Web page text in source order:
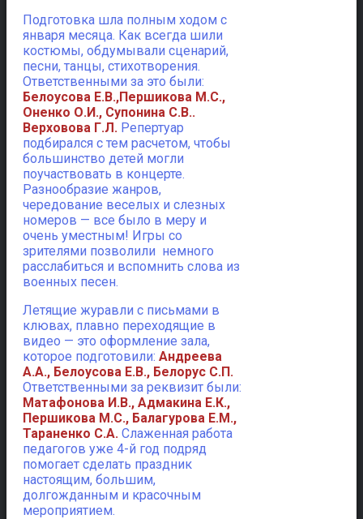
Подготовка шла полным ходом с
января месяца. Как всегда шили
костюмы, обдумывали сценарий,
песни, танцы, стихотворения.
Ответственными за это были:
Белоусова Е.В.,Першикова М.С.,
Оненко О.И., Супонина С.В..
Верховова Г.Л. Репертуар
подбирался с тем расчетом, чтобы
большинство детей могли
поучаствовать в концерте.
Разнообразие жанров,
чередование веселых и слезных
номеров — все было в меру и
очень уместным! Игры со
зрителями позволили немного
расслабиться и вспомнить слова из
военных песен.
Летящие журавли с письмами в
клювах, плавно переходящие в
видео — это оформление зала,
которое подготовили: Андреева
А.А., Белоусова Е.В., Белорус С.П.
Ответственными за реквизит были:
Матафонова И.В., Адмакина Е.К.,
Першикова М.С., Балагурова Е.М.,
Тараненко С.А. Слаженная работа
педагогов уже 4-й год подряд
помогает сделать праздник
настоящим, большим,
долгожданным и красочным
мероприятием.